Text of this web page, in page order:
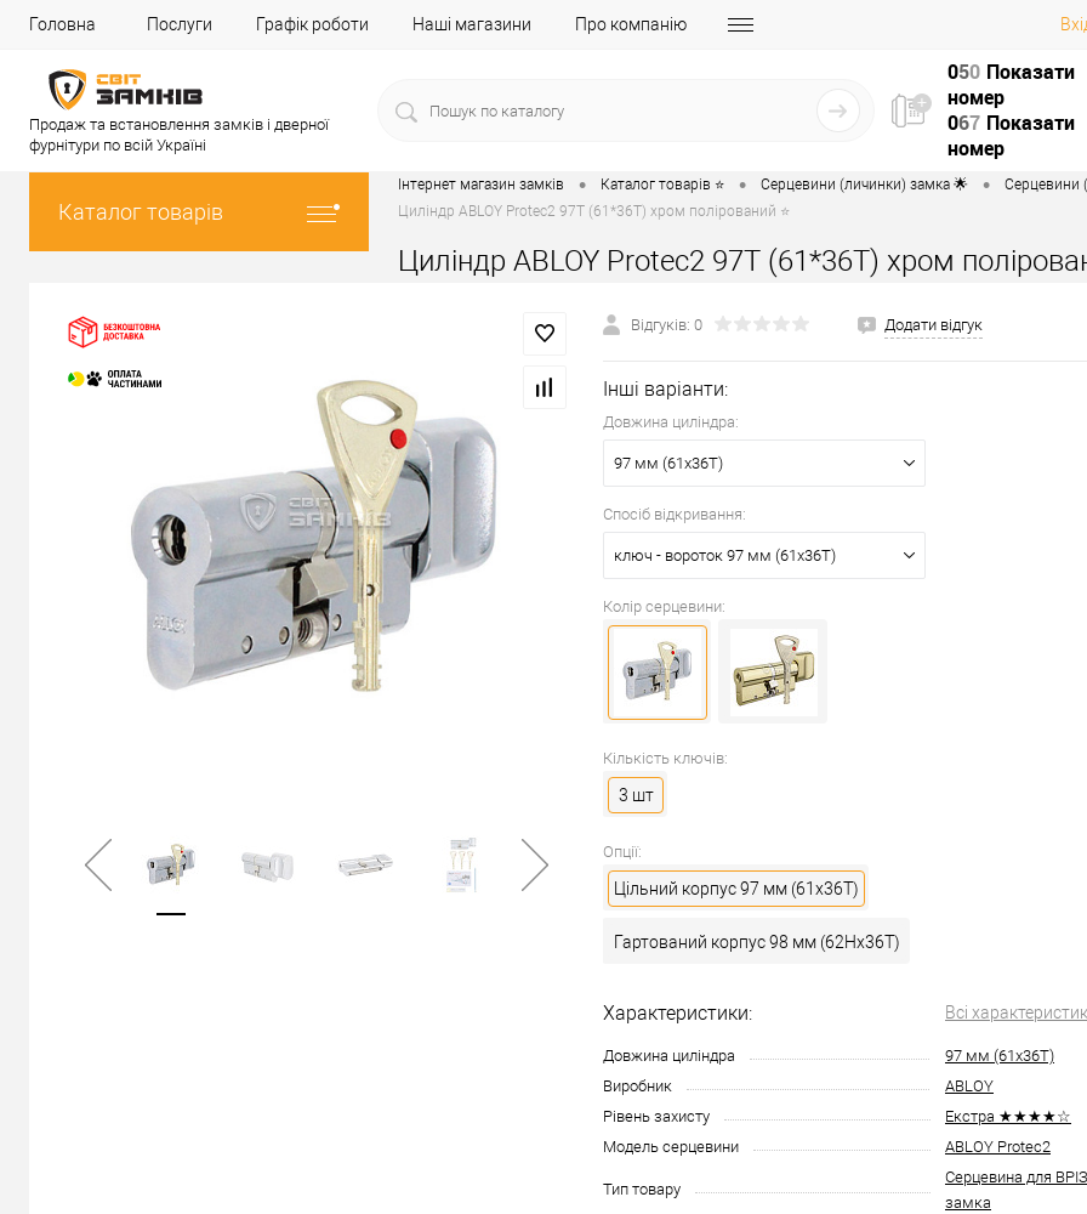
Головна Послуги Графік роботи Наші магазини Про компанію
Продаж та встановлення замків і дверної
фурнітури по всій Україні
050 Показати
номер
067 Показати
номер
Каталог товарів
Інтернет магазин замків • Каталог товарів ⭐ • Серцевини (личинки) замка 🌟 • Серцевини
Циліндр ABLOY Protec2 97T (61*36T) хром полірований ⭐
Циліндр ABLOY Protec2 97T (61*36T) хром
Відгуків: 0 Додати відгук
Інші варіанти:
Довжина циліндра:
97 мм (61x36T)
Спосіб відкривання:
ключ - вороток 97 мм (61x36T)
Колір серцевини:
Кількість ключів:
3 шт
Опції:
Цільний корпус 97 мм (61x36T)
Гартований корпус 98 мм (62Hx36T)
Характеристики: Всі
Довжина циліндра
97 мм (61x36T)
Виробник
ABLOY
Рівень захисту
Екстра ★★★★☆
Модель серцевини
ABLOY Protec2
Тип товару
Серцевина для
замка